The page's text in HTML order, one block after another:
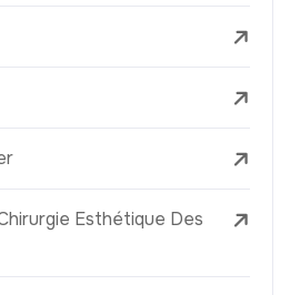
Esthétique Des